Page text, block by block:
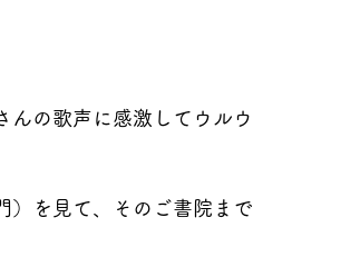
んの歌声に感激してウルウ
）を見て、そのご書院まで